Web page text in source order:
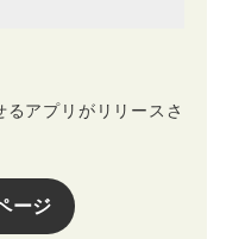
アプリがリリースさ
ージ